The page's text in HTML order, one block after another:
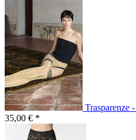
Trasparenze
35,00 € *